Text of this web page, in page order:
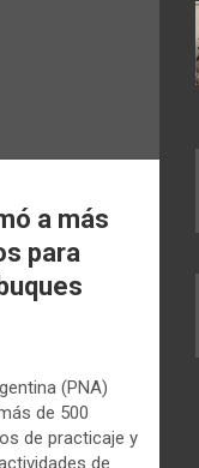
a más
para
(PNA)
de 500
de practicaje y
de